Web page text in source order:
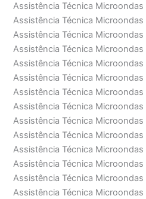
Assistência Técnica
Assistência Técnica Microondas
Assistência Técnica Microondas
Assistência Técnica Microondas
Assistência Técnica Microondas
Assistência Técnica Microondas
Assistência Técnica Microondas
Assistência Técnica Microondas
Assistência Técnica Microondas
Assistência Técnica Microondas
Assistência Técnica Microondas
Assistência Técnica Microondas
Assistência Técnica Microondas
Assistência Técnica Microondas